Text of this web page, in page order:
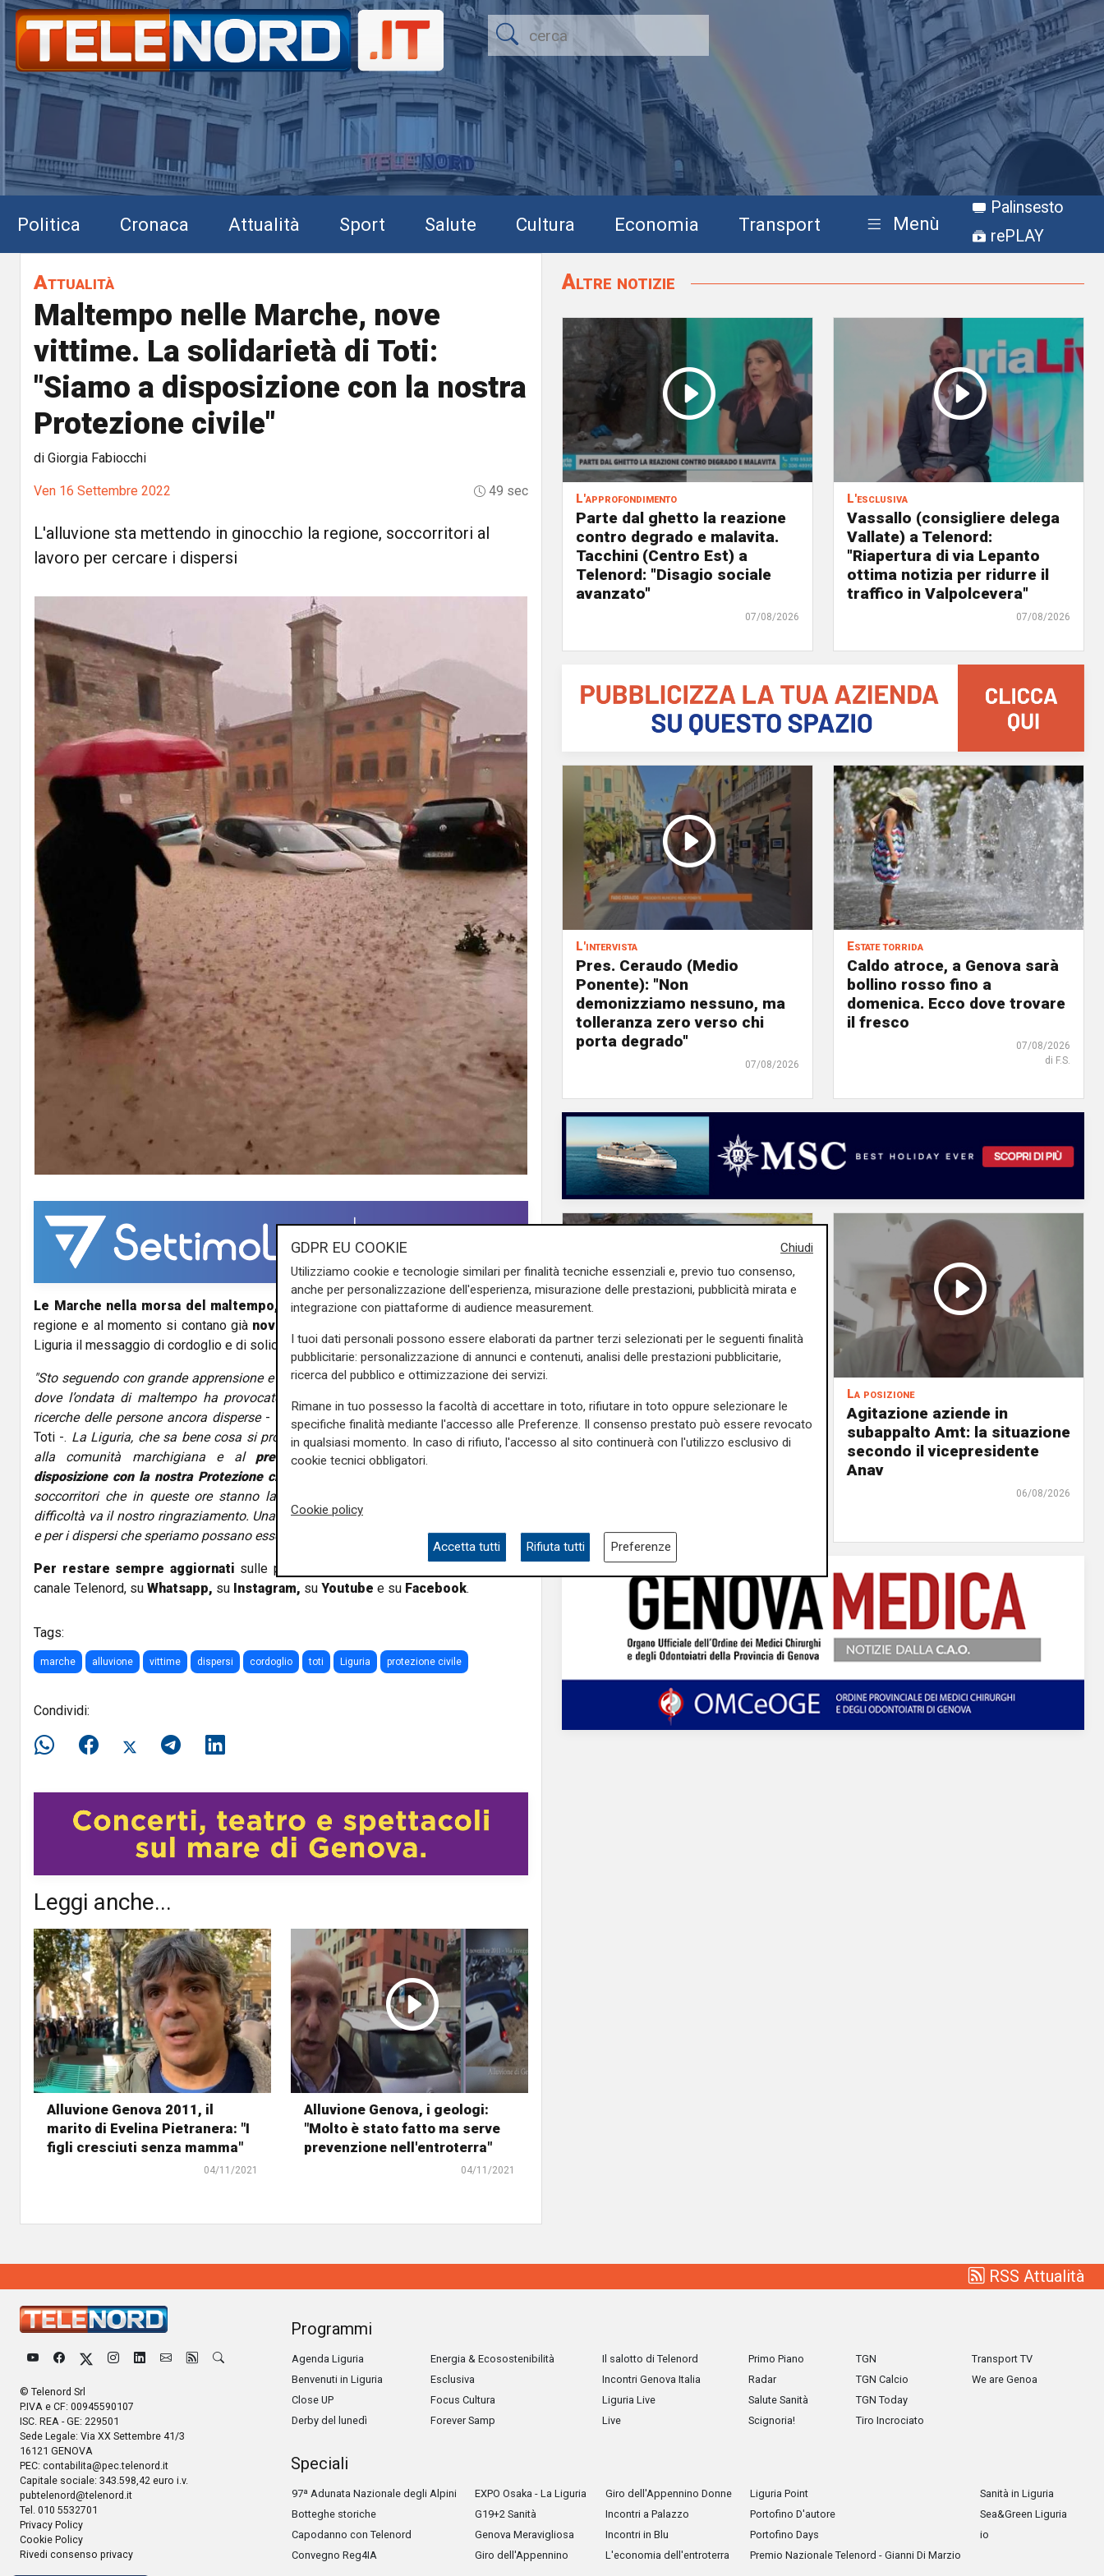
Politica Cronaca Attualità Sport Salute Cultura Economia Transport Menù
Palinsesto
rePLAY
Attualità
Maltempo nelle Marche, nove
vittime. La solidarietà di Toti:
"Siamo a disposizione con la nostra
Protezione civile"
di Giorgia Fabiocchi
Ven 16 Settembre 2022 49 sec
L'alluvione sta mettendo in ginocchio la regione, soccorritori al
lavoro per cercare i dispersi
Le Marche nella morsa del maltempo, un'alluvione sta mettendo in ginocchio la
regione e al momento si contano già nove vittime e quattro dispersi
Liguria il messaggio di cordoglio e di solidarietà del presidenteGiovanni Toti.
"Sto seguendo con grande apprensione e dolore le notizie che arrivano dalle Marche,
dove l’ondata di maltempo ha provocato almeno 7 vittime, mentre continuano le
ricerche delle persone ancora disperse- scrive sui propri profili social il presidente
Toti -. La Liguria, che sa bene cosa si prova in questi momenti drammatici, è vicina
alla comunità marchigiana e alpresidente Francesco Acquaroli
disposizione con la nostra Protezione civile
soccorritori che in queste ore stanno lavorando senza sosta per aiutare chi è in
difficoltà va il nostro ringraziamento. Una preghiera per le vittime, per le loro famiglie
e per i dispersi che speriamo possano essere messi in salvo al più presto".
Per restare sempre aggiornati sulle principali notizie sulla Liguria seguiteci sul
canale Telenord, su Whatsapp, su Instagram, su Youtube e su Facebook.
Tags:
marche alluvione vittime dispersi cordoglio toti Liguria protezione civile
Condividi:
Leggi anche...
Alluvione Genova 2011, il
marito di Evelina Pietranera: "I
figli cresciuti senza mamma"
04/11/2021
Alluvione Genova, i geologi:
"Molto è stato fatto ma serve
prevenzione nell'entroterra"
04/11/2021
Altre notizie
L'approfondimento
Parte dal ghetto la reazione
contro degrado e malavita.
Tacchini (Centro Est) a
Telenord: "Disagio sociale
avanzato"
07/08/2026
L'esclusiva
Vassallo (consigliere delega
Vallate) a Telenord:
"Riapertura di via Lepanto
ottima notizia per ridurre il
traffico in Valpolcevera"
07/08/2026
L'intervista
Pres. Ceraudo (Medio
Ponente): "Non
demonizziamo nessuno, ma
tolleranza zero verso chi
porta degrado"
07/08/2026
Estate torrida
Caldo atroce, a Genova sarà
bollino rosso fino a
domenica. Ecco dove trovare
il fresco
07/08/2026
di F.S.
Genova si prepara
all'autunno: oltre due milioni
di euro per la pulizia di rivi e
La posizione
Agitazione aziende in
subappalto Amt: la situazione
secondo il vicepresidente
Anav
06/08/2026
RSS Attualità
© Telenord Srl
P.IVA e CF: 00945590107
ISC. REA - GE: 229501
Sede Legale: Via XX Settembre 41/3
16121 GENOVA
PEC: contabilita@pec.telenord.it
Capitale sociale: 343.598,42 euro i.v.
pubtelenord@telenord.it
Tel. 010 5532701
Privacy Policy
Cookie Policy
Rivedi consenso privacy
Programmi
Agenda Liguria
Benvenuti in Liguria
Close UP
Derby del lunedì
Energia & Ecosostenibilità
Esclusiva
Focus Cultura
Forever Samp
Il salotto di Telenord
Incontri Genova Italia
Liguria Live
Live
Primo Piano
Radar
Salute Sanità
Scignoria!
TGN
TGN Calcio
TGN Today
Tiro Incrociato
Transport TV
We are Genoa
Speciali
97ª Adunata Nazionale degli Alpini
Botteghe storiche
Capodanno con Telenord
Convegno Reg4IA
EXPO Osaka - La Liguria
G19+2 Sanità
Genova Meravigliosa
Giro dell'Appennino
Giro dell'Appennino Donne
Incontri a Palazzo
Incontri in Blu
L'economia dell'entroterra
Liguria Point
Portofino D'autore
Portofino Days
Premio Nazionale Telenord - Gianni Di Marzio
Sanità in Liguria
Sea&Green Liguria
io
Chiudi
GDPR EU COOKIE
Utilizziamo cookie e tecnologie similari per finalità tecniche essenziali e, previo tuo consenso,
anche per personalizzazione dell'esperienza, misurazione delle prestazioni, pubblicità mirata e
integrazione con piattaforme di audience measurement.
I tuoi dati personali possono essere elaborati da partner terzi selezionati per le seguenti finalità
pubblicitarie: personalizzazione di annunci e contenuti, analisi delle prestazioni pubblicitarie,
ricerca del pubblico e ottimizzazione dei servizi.
Rimane in tuo possesso la facoltà di accettare in toto, rifiutare in toto oppure selezionare le
specifiche finalità mediante l'accesso alle Preferenze. Il consenso prestato può essere revocato
in qualsiasi momento. In caso di rifiuto, l'accesso al sito continuerà con l'utilizzo esclusivo di
cookie tecnici obbligatori.
Cookie policy
Accetta tutti Rifiuta tutti Preferenze